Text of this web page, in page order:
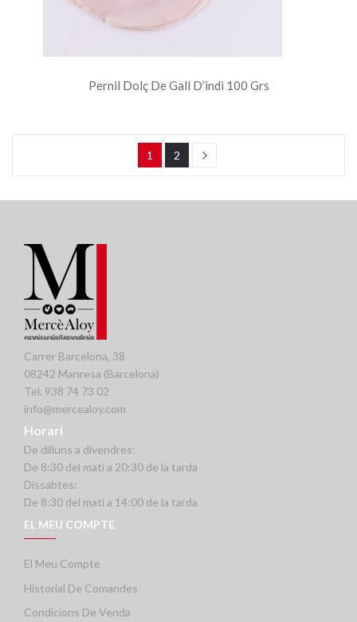
Pernil Dolç De Gall D’indi 100 Grs
1 2
Carrer Barcelona, 38
08242 Manresa (Barcelona)
Tel. 938 74 73 02
info@mercealoy.com
Horari
De dilluns a divendres:
De 8:30 del matí a 20:30 de la tarda
Dissabtes:
De 8:30 del matí a 14:00 de la tarda
EL MEU COMPTE
El Meu Compte
Historial De Comandes
Condicions De Venda